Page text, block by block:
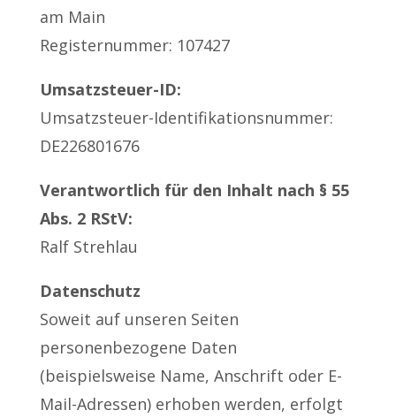
am Main
Registernummer: 107427
Umsatzsteuer-ID:
Umsatzsteuer-Identifikationsnummer:
DE226801676
Verantwortlich für den Inhalt nach § 55
Abs. 2 RStV:
Ralf Strehlau
Datenschutz
Soweit auf unseren Seiten
personenbezogene Daten
(beispielsweise Name, Anschrift oder E-
Mail-Adressen) erhoben werden, erfolgt